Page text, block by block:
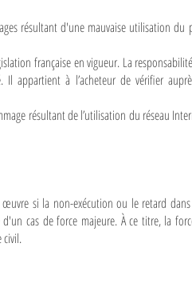
résultant d'une mauvaise utilisation
française en vigueur. La
à l’acheteur de vérifier
résultant de l’utilisation du réseau
œuvre si la non-exécution ou le retard
cas de force majeure. À ce titre, la
civil.